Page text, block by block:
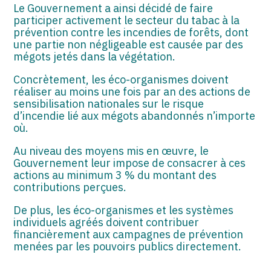
Le Gouvernement a ainsi décidé de faire
participer activement le secteur du tabac à la
prévention contre les incendies de forêts, dont
une partie non négligeable est causée par des
mégots jetés dans la végétation.
Concrètement, les éco-organismes doivent
réaliser au moins une fois par an des actions de
sensibilisation nationales sur le risque
d’incendie lié aux mégots abandonnés n’importe
où.
Au niveau des moyens mis en œuvre, le
Gouvernement leur impose de consacrer à ces
actions au minimum 3 % du montant des
contributions perçues.
De plus, les éco-organismes et les systèmes
individuels agréés doivent contribuer
financièrement aux campagnes de prévention
menées par les pouvoirs publics directement.